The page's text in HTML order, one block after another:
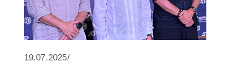
19.07.2025/